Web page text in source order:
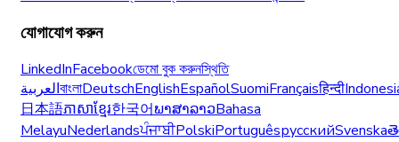
যোগাযোগ করুন
LinkedInFacebookডেমো বুক করুনস্থিতি
العربيةবাংলাDeutschEnglishEspañolSuomiFrançaisहिन्दी
日本語ភាសាខ្មែរ한국어ພາສາລາວBahasa
MelayuNederlandsਪੰਜਾਬੀPolskiPortuguêsрусскийSvenska